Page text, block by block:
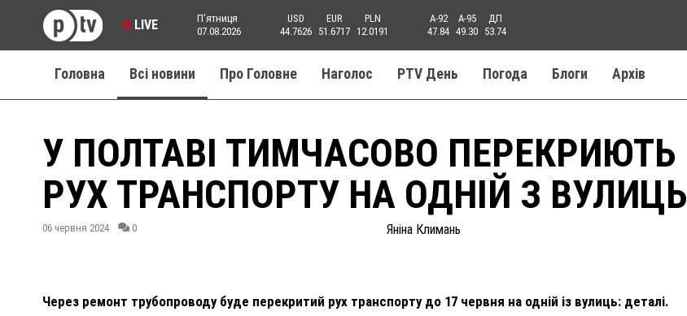
LIVE
Пʼятниця
07.08.2026
USD
44.7626
EUR
51.6717
PLN
12.0191
A-92
47.84
A-95
49.30
ДП
53.74
Головна Всі новини Про Головне Наголос PTV День Погода Блоги Aрхів
У ПОЛТАВІ ТИМЧАСОВО ПЕРЕКРИЮТЬ
РУХ ТРАНСПОРТУ НА ОДНІЙ З ВУЛИЦЬ
06 червня 2024 0 Яніна Климань
Через ремонт трубопроводу буде перекритий рух транспорту до 17 червня на одній із вулиць: деталі.